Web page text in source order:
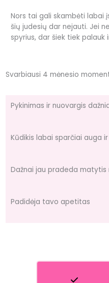
Nors tai gali skambėti labai
šių judesių dar nejauti. Jei
spyrius, dar šiek tiek palauk
Svarbiausi 4 mėnesio
Pykinimas ir nuovargis
Kūdikis labai sparčiai auga
Dažnai jau pradeda matytis
Padidėja tavo apetitas